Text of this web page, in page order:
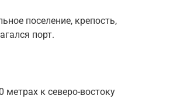
поселение, крепость,
порт.
к северо-востоку